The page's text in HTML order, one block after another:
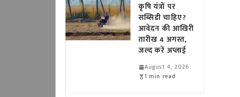
कृषि यंत्रों पर
सब्सिडी चाहिए?
आवेदन की आखिरी
तारीख 4 अगस्त,
जल्द करें अप्लाई
August 4, 2026
1 min read